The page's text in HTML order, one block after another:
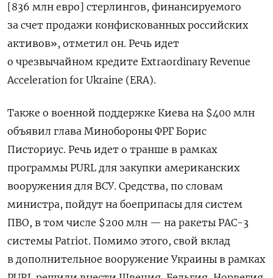
[836 млн евро] стерлингов, финансируемого
за счет продажи конфискованных российских
активов», отметил он. Речь идет
о чрезвычайном кредите Extraordinary Revenue
Acceleration for Ukraine (ERA).
Также о военной поддержке Киева на $400 млн
объявил глава Минобороны ФРГ Борис
Писториус. Речь идет о транше в рамках
программы PURL для закупки американских
вооружения для ВСУ. Средства, по словам
министра, пойдут на боеприпасы для систем
ПВО, в том числе $200 млн — на ракеты PAC-3
системы Patriot. Помимо этого, свой вклад
в дополнительное вооружение Украины в рамках